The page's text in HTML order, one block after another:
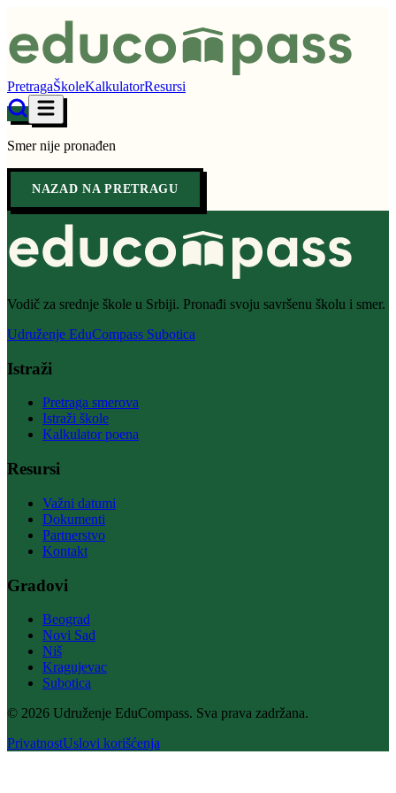
PretragaŠkoleKalkulatorResursi
Smer nije pronađen
NAZAD NA PRETRAGU
Vodič za srednje škole u Srbiji. Pronađi svoju savršenu školu i smer.
Udruženje EduCompass Subotica
Istraži
Pretraga smerova
Istraži škole
Kalkulator poena
Resursi
Važni datumi
Dokumenti
Partnerstvo
Kontakt
Gradovi
Beograd
Novi Sad
Niš
Kragujevac
Subotica
© 2026 Udruženje EduCompass. Sva prava zadržana.
PrivatnostUslovi korišćenja